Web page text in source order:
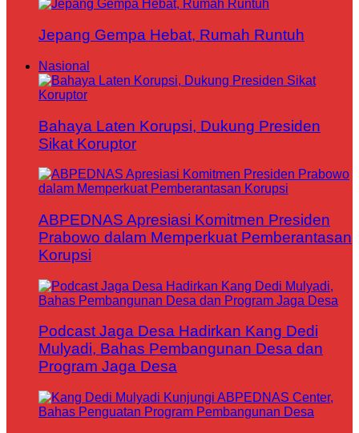
Jepang Gempa Hebat, Rumah Runtuh
Nasional
Bahaya Laten Korupsi, Dukung Presiden
Sikat Koruptor
ABPEDNAS Apresiasi Komitmen Presiden
Prabowo dalam Memperkuat Pemberantasan
Korupsi
Podcast Jaga Desa Hadirkan Kang Dedi
Mulyadi, Bahas Pembangunan Desa dan
Program Jaga Desa